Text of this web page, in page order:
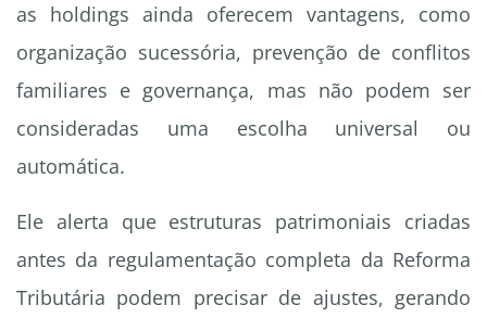
as holdings ainda oferecem vantagens, como
organização sucessória, prevenção de conflitos
familiares e governança, mas não podem ser
consideradas uma escolha universal ou
automática.
Ele alerta que estruturas patrimoniais criadas
antes da regulamentação completa da Reforma
Tributária podem precisar de ajustes, gerando